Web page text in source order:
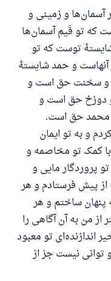
آسمان‌ها و زمینی و
که تو قَیم آسمان‌ها
توست که تو
و حمد شایستهٔ
و سخنت حق است و
دوزخ حق است و
محمد حق است.
و به تو ایمان
با کمک تو مخاصمه و
پروردگار مایی و
پیش فرستادم و هر
ساختم و هر
از من به آن آگاهی را
اندازنده‌ای تو معبود
نیست جز از
۱۱۰۸۴۵ یک زندگی زناشویی
سوال و جواب» را
می‌فرماید
پاداش انجام
داشت